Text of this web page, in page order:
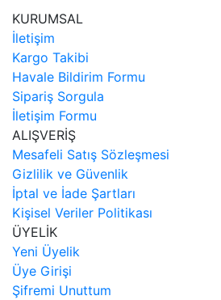
KURUMSAL
İletişim
Kargo Takibi
Havale Bildirim Formu
Sipariş Sorgula
İletişim Formu
ALIŞVERİŞ
Mesafeli Satış Sözleşmesi
Gizlilik ve Güvenlik
İptal ve İade Şartları
Kişisel Veriler Politikası
ÜYELİK
Yeni Üyelik
Üye Girişi
Şifremi Unuttum